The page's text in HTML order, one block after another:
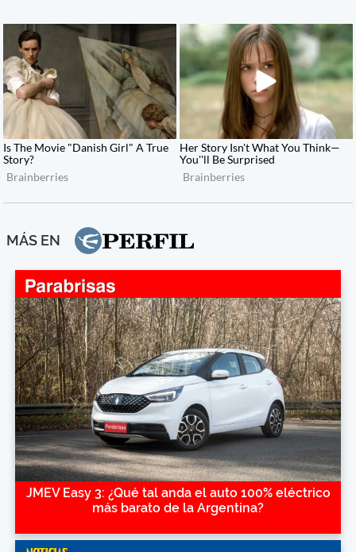
MÁS EN
JMEV Easy 3: ¿Qué tal anda el auto 100% eléctrico
más barato de la Argentina?